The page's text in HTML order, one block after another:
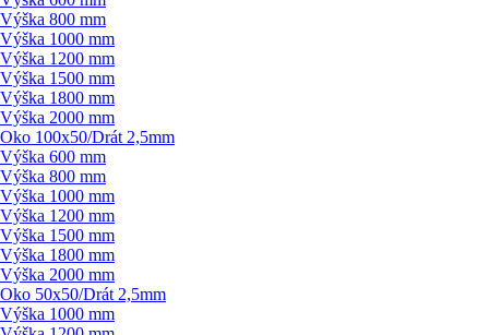
Výška 800 mm
Výška 1000 mm
Výška 1200 mm
Výška 1500 mm
Výška 1800 mm
Výška 2000 mm
Oko 100x50/Drát 2,5mm
Výška 600 mm
Výška 800 mm
Výška 1000 mm
Výška 1200 mm
Výška 1500 mm
Výška 1800 mm
Výška 2000 mm
Oko 50x50/Drát 2,5mm
Výška 1000 mm